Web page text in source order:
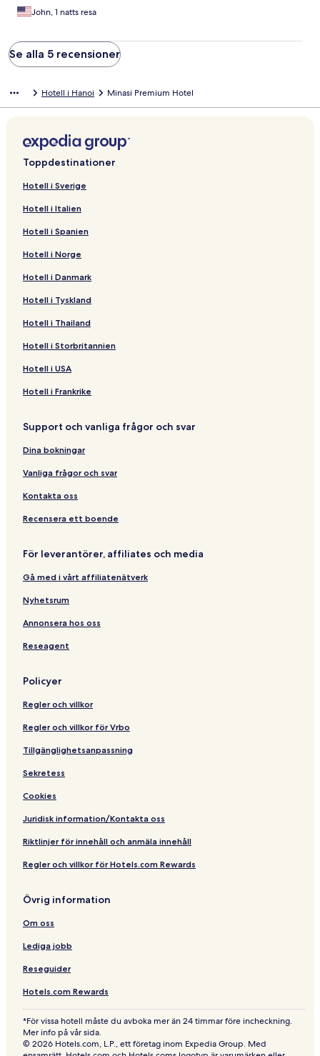
John, 1 natts resa
Se alla 5 recensioner
Hotell i Hanoi Minasi Premium Hotel
Toppdestinationer
Hotell i Sverige
Hotell i Italien
Hotell i Spanien
Hotell i Norge
Hotell i Danmark
Hotell i Tyskland
Hotell i Thailand
Hotell i Storbritannien
Hotell i USA
Hotell i Frankrike
Support och vanliga frågor och svar
Dina bokningar
Vanliga frågor och svar
Kontakta oss
Recensera ett boende
För leverantörer, affiliates och media
Gå med i vårt affiliatenätverk
Nyhetsrum
Annonsera hos oss
Reseagent
Policyer
Regler och villkor
Regler och villkor för Vrbo
Tillgänglighetsanpassning
Sekretess
Cookies
Juridisk information/Kontakta oss
Riktlinjer för innehåll och anmäla innehåll
Regler och villkor för Hotels.com Rewards
Övrig information
Om oss
Lediga jobb
Reseguider
Hotels.com Rewards
*För vissa hotell måste du avboka mer än 24 timmar före incheckning.
Mer info på vår sida.
© 2026 Hotels.com, L.P., ett företag inom Expedia Group. Med